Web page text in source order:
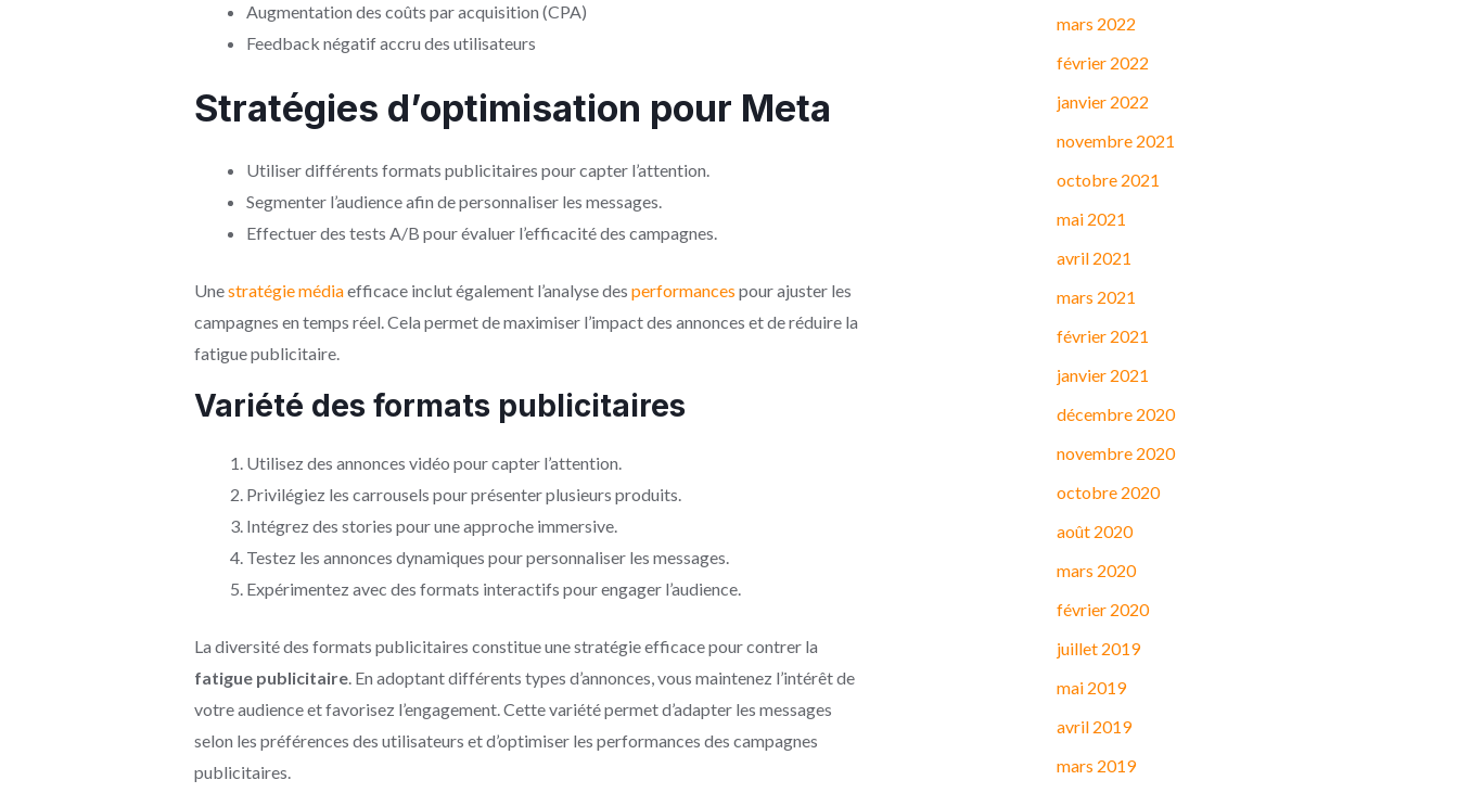
Augmentation des coûts par acquisition (CPA)
Feedback négatif accru des utilisateurs
Stratégies d’optimisation pour Meta
Utiliser différents formats publicitaires pour capter l’attention.
Segmenter l’audience afin de personnaliser les messages.
Effectuer des tests A/B pour évaluer l’efficacité des campagnes.
Unestratégie médiaefficace inclut également l’analyse des performances pour ajuster les
campagnes en temps réel. Cela permet de maximiser l’impact des annonces et de réduire la
fatigue publicitaire.
Variété des formats publicitaires
Utilisez des annonces vidéo pour capter l’attention.
Privilégiez les carrousels pour présenter plusieurs produits.
Intégrez des stories pour une approche immersive.
Testez les annonces dynamiques pour personnaliser les messages.
Expérimentez avec des formats interactifs pour engager l’audience.
La diversité des formats publicitaires constitue une stratégie efficace pour contrer la
fatigue publicitaire. En adoptant différents types d’annonces, vous maintenez l’intérêt de
votre audience et favorisez l’engagement. Cette variété permet d’adapter les messages
selon les préférences des utilisateurs et d’optimiser les performances des campagnes
publicitaires.
mars 2022
février 2022
janvier 2022
novembre 2021
octobre 2021
mai 2021
avril 2021
mars 2021
février 2021
janvier 2021
décembre 2020
novembre 2020
octobre 2020
août 2020
mars 2020
février 2020
juillet 2019
mai 2019
avril 2019
mars 2019